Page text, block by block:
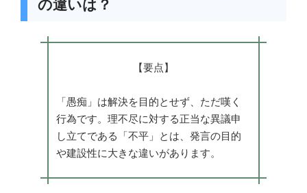
の違いは？
【要点】
「愚痴」は解決を目的とせず、ただ嘆く
行為です。理不尽に対する正当な異議申
し立てである「不平」とは、発言の目的
や建設性に大きな違いがあります。